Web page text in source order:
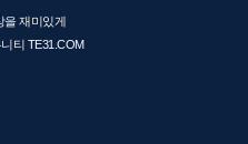
을 재미있게
티 TE31.COM